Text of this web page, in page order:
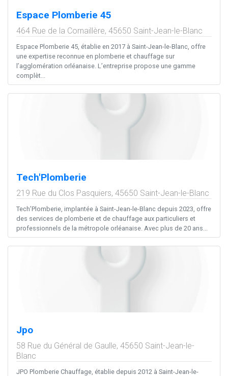
Espace Plomberie 45
464 Rue de la Cornaillère, 45650 Saint-Jean-le-Blanc
Espace Plomberie 45, établie en 2017 à Saint-Jean-le-Blanc, offre
une expertise reconnue en plomberie et chauffage sur
l’agglomération orléanaise. L’entreprise propose une gamme
complèt...
Tech'Plomberie
219 Rue du Clos Pasquiers, 45650 Saint-Jean-le-Blanc
Tech’Plomberie, implantée à Saint-Jean-le-Blanc depuis 2023, offre
des services de plomberie et de chauffage aux particuliers et
professionnels de la métropole orléanaise. Avec plus de 20 ans...
Jpo
58 Rue du Général de Gaulle, 45650 Saint-Jean-le-
Blanc
JPO Plomberie Chauffage, établie depuis 2012 à Saint-Jean-le-